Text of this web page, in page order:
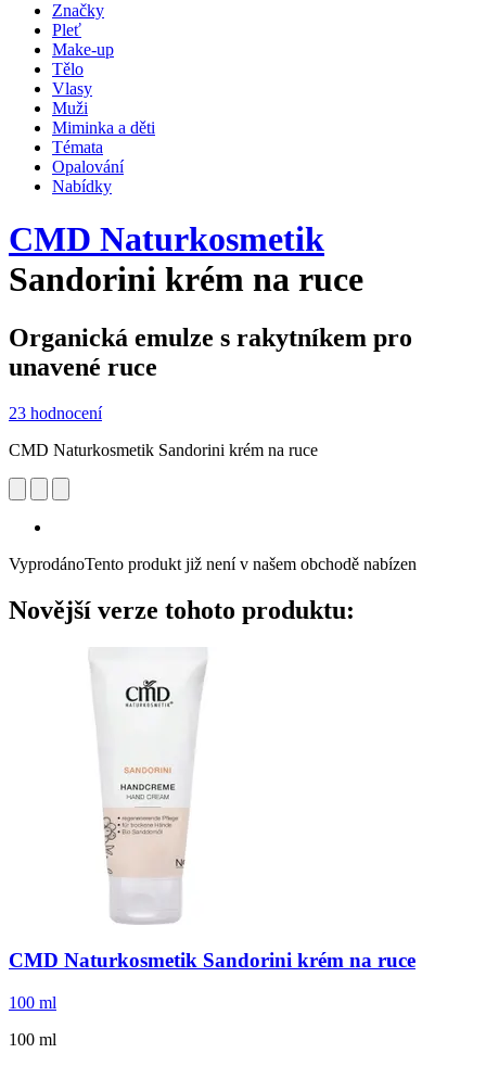
Značky
Pleť
Make-up
Tělo
Vlasy
Muži
Miminka a děti
Témata
Opalování
Nabídky
CMD Naturkosmetik
Sandorini krém na ruce
Organická emulze s rakytníkem pro
unavené ruce
23 hodnocení
CMD Naturkosmetik Sandorini krém na ruce
VyprodánoTento produkt již není v našem obchodě nabízen
Novější verze tohoto produktu:
CMD Naturkosmetik Sandorini krém na ruce
100 ml
100 ml